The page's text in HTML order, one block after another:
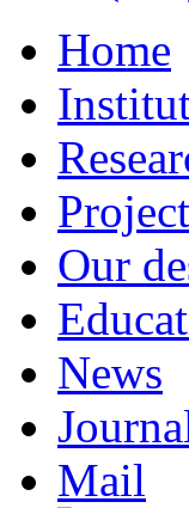
Home
Our
News
Mail